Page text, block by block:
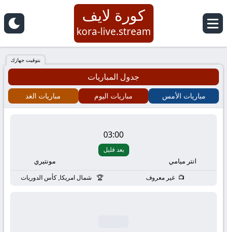
كورة
لايف
|
koora
مباريات
كورة لايف
kora-live.stream
بتوقيت جهازك
جدول المباريات
مباريات الأمس مباريات اليوم مباريات الغد
انتر ميامي
03:00
بعد قليل
مونتيري
غير معروف شمال امريكا, كأس الدوريات